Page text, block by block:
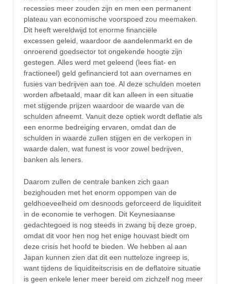
recessies meer zouden zijn en men een permanent
plateau van economische voorspoed zou meemaken.
Dit heeft wereldwijd tot enorme financiële
excessen geleid, waardoor de aandelenmarkt en de
onroerend goedsector tot ongekende hoogte zijn
gestegen. Alles werd met geleend (lees fiat- en
fractioneel) geld gefinancierd tot aan overnames en
fusies van bedrijven aan toe. Al deze schulden moeten
worden afbetaald, maar dit kan alleen in een situatie
met stijgende prijzen waardoor de waarde van de
schulden afneemt. Vanuit deze optiek wordt deflatie als
een enorme bedreiging ervaren, omdat dan de
schulden in waarde zullen stijgen en de verkopen in
waarde dalen, wat funest is voor zowel bedrijven,
banken als leners.
Daarom zullen de centrale banken zich gaan
bezighouden met het enorm oppompen van de
geldhoeveelheid om desnoods geforceerd de liquiditeit
in de economie te verhogen. Dit Keynesiaanse
gedachtegoed is nog steeds in zwang bij deze groep,
omdat dit voor hen nog het enige houvast biedt om
deze crisis het hoofd te bieden. We hebben al aan
Japan kunnen zien dat dit een nutteloze ingreep is,
want tijdens de liquiditeitscrisis en de deflatoire situatie
is geen enkele lener meer bereid om zichzelf nog meer